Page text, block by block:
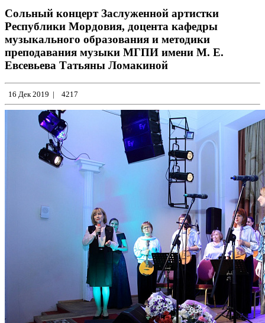
Сольный концерт Заслуженной артистки
Республики Мордовия, доцента кафедры
музыкального образования и методики
преподавания музыки МГПИ имени М. Е.
Евсевьева Татьяны Ломакиной
16 Дек 2019 | 4217